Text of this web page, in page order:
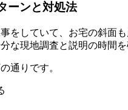
ーンと対処法
をしていて、お宅の斜面
な現地調査と説明の時間を
通りです。